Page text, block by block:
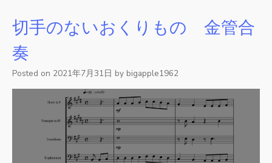
切手のないおくりもの 金管合
奏
Posted on 2021年7月31日 by bigapple1962